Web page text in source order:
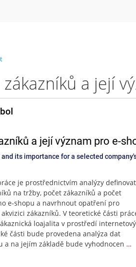
a její význam pro e-
its importance for a selected
je prostřednictvím analýzy definovat
na tržby, počet zákazníků a počet
e-shopu a navrhnout opatření pro
zákazníků. V teoretické části
loajalita v prostředí
části bude provedena analýza dat
a na jejím základě bude vyhodnocen …